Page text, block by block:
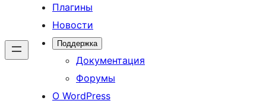
Плагины
Новости
Поддержка
Документация
Форумы
О WordPress